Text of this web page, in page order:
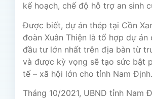
kế hoạch, chế độ hỗ trợ an sinh
Được biết, dự án thép tại Cồn
đoàn Xuân Thiện là tổ hợp dự
đầu tư lớn nhất trên địa bàn từ
và được kỳ vọng sẽ tạo sức bật
tế – xã hội lớn cho tỉnh Nam Định.
Tháng 10/2021, UBND tỉnh Nam